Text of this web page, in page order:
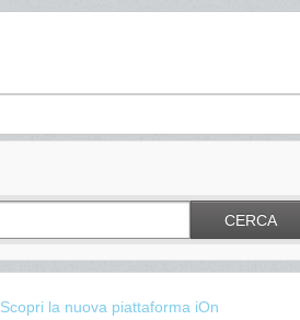
CERCA
Scopri la nuova piattaforma iOn